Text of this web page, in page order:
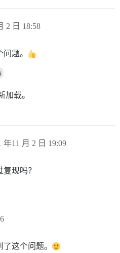
2 日 18:58
题。
加载。
年11 月 2 日 19:09
复现吗？
这个问题。